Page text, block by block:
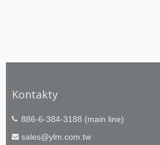
Kontakty
886-6-384-3188 (main line)
sales@ylm.com.tw